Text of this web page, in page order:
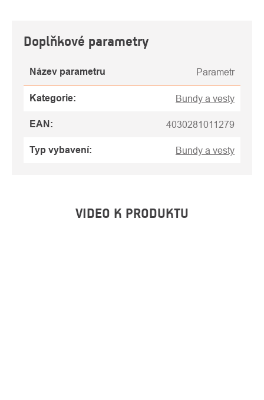
Doplňkové parametry
Název parametru Parametr
Kategorie: Bundy a vesty
EAN : 4030281011279
Typ vybavení: Bundy a vesty
VIDEO K PRODUKTU